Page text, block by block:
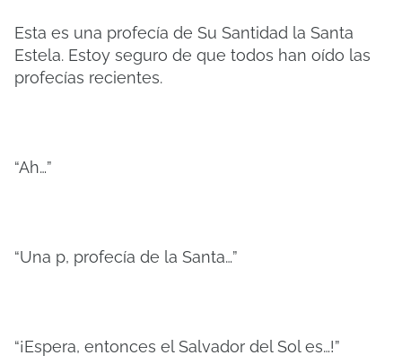
Esta es una profecía de Su Santidad la Santa
Estela. Estoy seguro de que todos han oído las
profecías recientes.
“Ah…”
“Una p, profecía de la Santa…”
“¡Espera, entonces el Salvador del Sol es…!”